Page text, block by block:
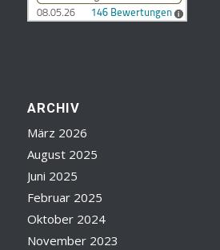
ARCHIV
März 2026
August 2025
Juni 2025
Februar 2025
Oktober 2024
November 2023